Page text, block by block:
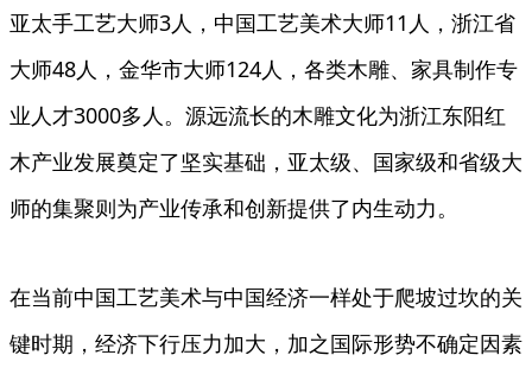
亚太手工艺大师3人，中国工艺美术大师11人，浙江省
大师48人，金华市大师124人，各类木雕、家具制作专
业人才3000多人。源远流长的木雕文化为浙江东阳红
木产业发展奠定了坚实基础，亚太级、国家级和省级大
师的集聚则为产业传承和创新提供了内生动力。
在当前中国工艺美术与中国经济一样处于爬坡过坎的关
键时期，经济下行压力加大，加之国际形势不确定因素